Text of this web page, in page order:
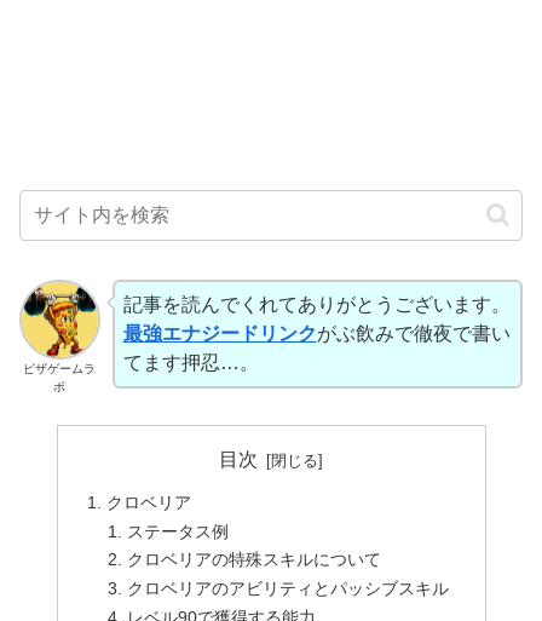
ピザゲームラ
ボ
記事を読んでくれてありがとうございます。
最強エナジードリンクがぶ飲みで徹夜で書い
てます押忍…。
目次
クロベリア
ステータス例
クロベリアの特殊スキルについて
クロベリアのアビリティとパッシブスキル